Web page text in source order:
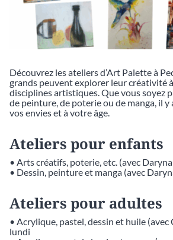
Découvrez les ateliers d’Art Palette à
grands peuvent explorer leur créativité
disciplines artistiques. Que vous soyez
de peinture, de poterie ou de manga, il y
vos envies et à votre âge.
Ateliers pour enfants
• Arts créatifs, poterie, etc. (avec
• Dessin, peinture et manga (avec
Ateliers pour adultes
• Acrylique, pastel, dessin et huile
lundi